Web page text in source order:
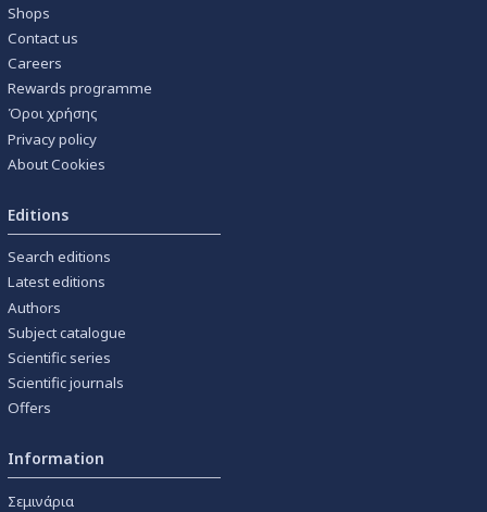
Shops
Contact us
Careers
Rewards programme
Όροι χρήσης
Privacy policy
About Cookies
Editions
Search editions
Latest editions
Authors
Subject catalogue
Scientific series
Scientific journals
Offers
Information
Σεμινάρια